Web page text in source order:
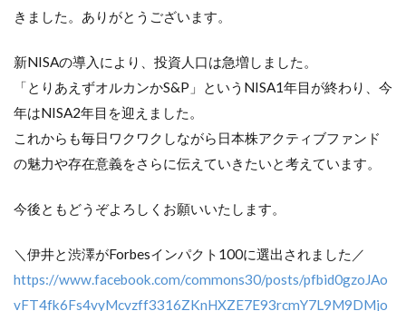
きました。ありがとうございます。
新NISAの導入により、投資人口は急増しました。
「とりあえずオルカンかS&P」というNISA1年目が終わり、今
年はNISA2年目を迎えました。
これからも毎日ワクワクしながら日本株アクティブファンド
の魅力や存在意義をさらに伝えていきたいと考えています。
今後ともどうぞよろしくお願いいたします。
＼伊井と渋澤がForbesインパクト100に選出されました／
https://www.facebook.com/commons30/posts/pfbid0gzoJAo
vFT4fk6Fs4vyMcvzff3316ZKnHXZE7E93rcmY7L9M9DMjo